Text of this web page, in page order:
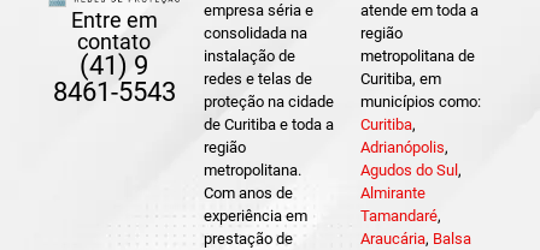
Entre em
contato
(41) 9
8461-5543
empresa séria e
consolidada na
instalação de
redes e telas de
proteção na cidade
de Curitiba e toda a
região
metropolitana.
Com anos de
experiência em
prestação de
atende em toda a
região
metropolitana de
Curitiba, em
municípios como:
Curitiba,
Adrianópolis,
Agudos do Sul ,
Almirante
Tamandaré,
Araucária, Balsa